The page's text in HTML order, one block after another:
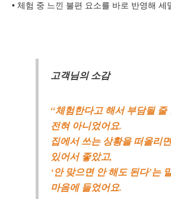
• 체험 중 느낀 불편 요소를 바로 반영해 세
고객님의 소감
“체험한다고 해서 부담될 줄
전혀 아니었어요.
집에서 쓰는 상황을 떠올리
있어서 좋았고,
‘안 맞으면 안 해도 된다’는
마음에 들었어요.